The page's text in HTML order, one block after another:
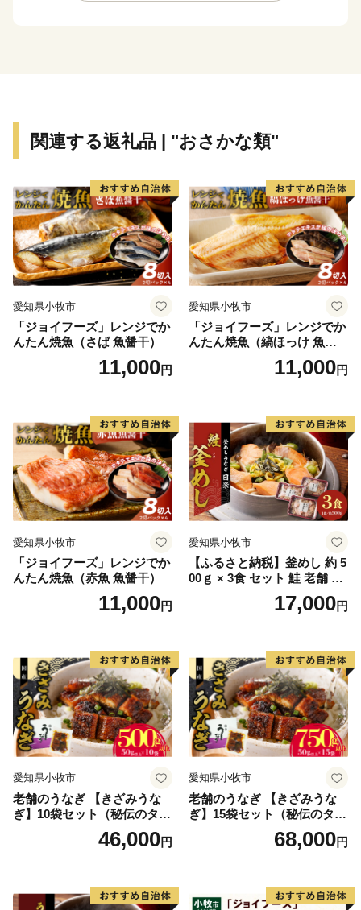
関連する返礼品 | "おさかな類"
愛知県小牧市
「ジョイフーズ」レンジでか
んたん焼魚（さば 魚醤干）
11,000円
愛知県小牧市
「ジョイフーズ」レンジでか
んたん焼魚（縞ほっけ 魚醤
11,000円
愛知県小牧市
「ジョイフーズ」レンジでか
んたん焼魚（赤魚 魚醤干）
11,000円
愛知県小牧市
【ふるさと納税】釜めし 約 5
00ｇ × 3食 セット 鮭 老舗 急
速冷凍 レンチン 時短 簡単調
理 食品 加工品 海鮮 手作り
り寄せグルメ 愛知県 小牧市
送料無料
17,000円
愛知県小牧市
老舗のうなぎ 【きざみうな
ぎ】10袋セット（秘伝のタレ
46,000円
愛知県小牧市
老舗のうなぎ 【きざみうな
ぎ】15袋セット（秘伝のタレ
68,000円